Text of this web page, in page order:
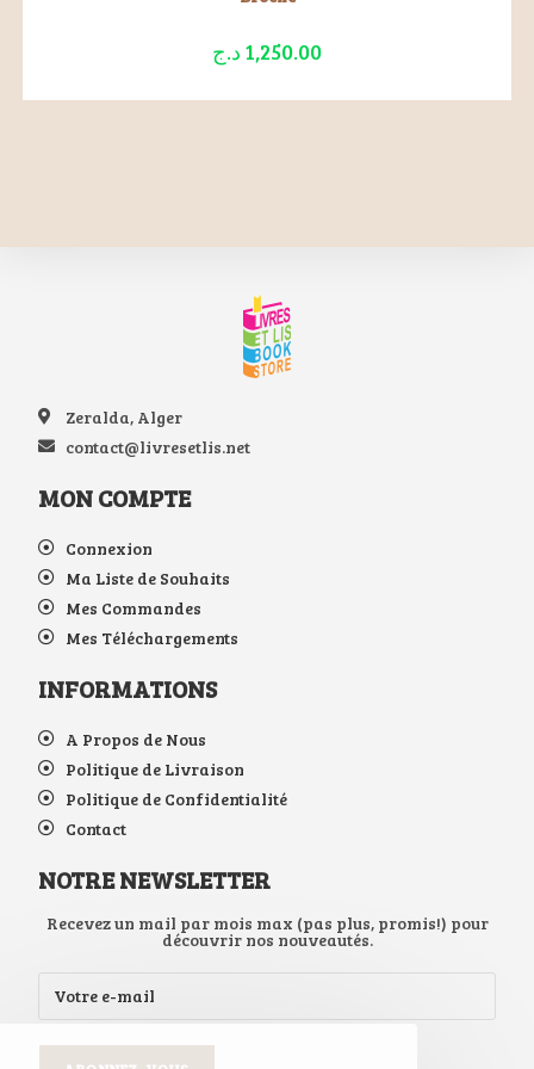
1,250.00 د.ج
Zeralda, Alger
contact@livresetlis.net
MON COMPTE
Connexion
Ma Liste de Souhaits
Mes Commandes
Mes Téléchargements
INFORMATIONS
A Propos de Nous
Politique de Livraison
Politique de Confidentialité
Contact
NOTRE NEWSLETTER
Recevez un mail par mois max (pas plus, promis!) pour
découvrir nos nouveautés.